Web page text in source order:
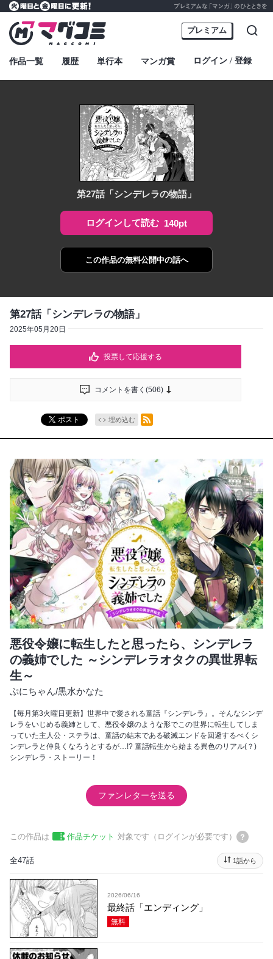
マグコミ – Mag Garden Comic Online
プレミアムな「マンガ」のひとときを
火曜日と金曜日に更新！
プレミアム
作品一覧 履歴 単行本 マンガ賞 ログイン ・
登録
検索
第27話「シンデレラの物語」
ログインして読む 140pt
この作品の無料公開中の話へ
第27話「シンデレラの物語」
2025年05月20日
投票して応援する
コメントを書く(506)
ポスト 埋め込む
RSSフィード
悪役令嬢に転生したと思ったら、シンデレラ
の義姉でした ～シンデレラオタクの異世界転
生～
ぷにちゃん/黒水かなた
【毎月第3火曜日更新】世界中で愛される童話『シンデレラ』。そんなシンデ
レラをいじめる義姉として、悪役令嬢のような形でこの世界に転生してしま
っていた主人公・ステラは、童話の結末である破滅エンドを回避するべくシ
ンデレラと仲良くなろうとするが…!? 童話転生から始まる異色のリアル(？)
シンデレラ・ストーリー！
ファンレターを送る
この作品は 作品チケット 対象です（ログインが必要です）
全47話 1話から
2026/06/16
最終話「エンディング」
無料